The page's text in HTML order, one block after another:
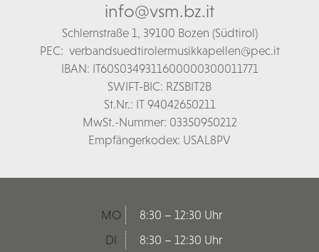
info@vsm.bz.it
Schlernstraße 1, 39100 Bozen (Südtirol)
PEC: verbandsuedtirolermusikkapellen@pec.it
IBAN: IT60S0349311600000300011771
SWIFT-BIC: RZSBIT2B
St.Nr.: IT 94042650211
MwSt.-Nummer: 03350950212
Empfängerkodex: USAL8PV
MO
8:30 – 12:30 Uhr
DI
8:30 – 12:30 Uhr